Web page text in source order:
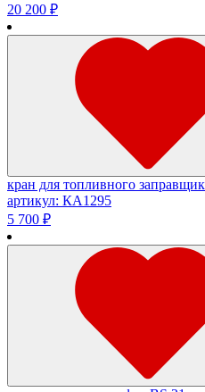
20 200 ₽
кран для топливного
артикул: КА1295
5 700 ₽